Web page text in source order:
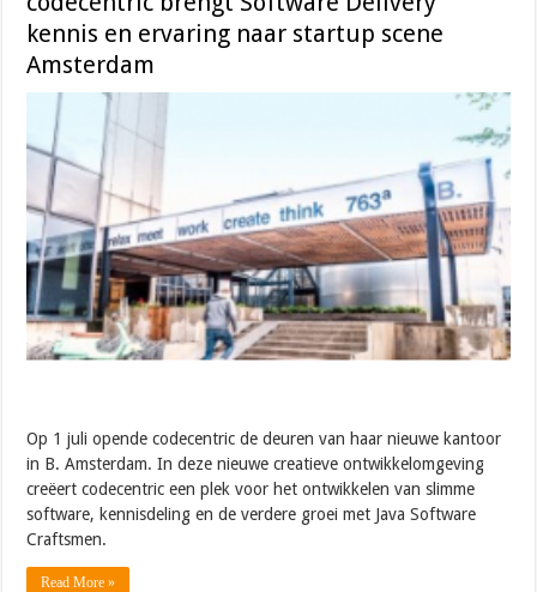
kennis en ervaring naar startup scene
Amsterdam
Op 1 juli opende codecentric de deuren van haar nieuwe kantoor
in B. Amsterdam. In deze nieuwe creatieve ontwikkelomgeving
creëert codecentric een plek voor het ontwikkelen van slimme
software, kennisdeling en de verdere groei met Java Software
Craftsmen.
Read More »